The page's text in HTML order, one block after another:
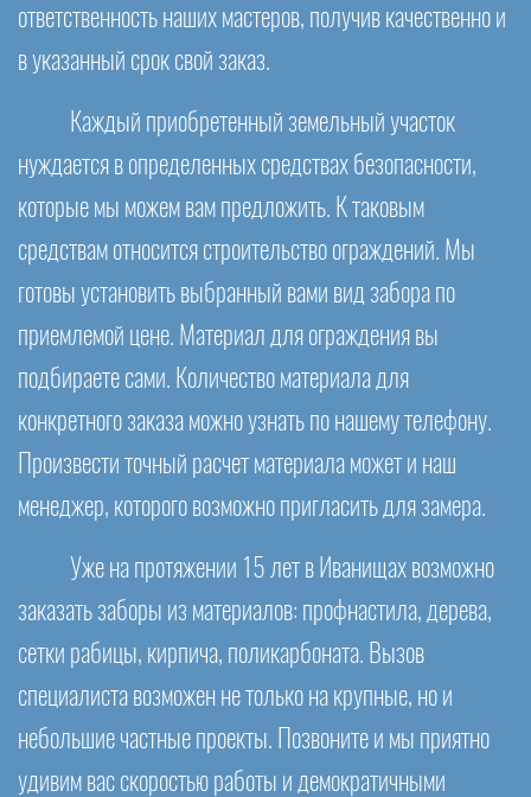
ответственность наших мастеров, получив качественно и
в указанный срок свой заказ.
Каждый приобретенный земельный участок
нуждается в определенных средствах безопасности,
которые мы можем вам предложить. К таковым
средствам относится строительство ограждений. Мы
готовы установить выбранный вами вид забора по
приемлемой цене. Материал для ограждения вы
подбираете сами. Количество материала для
конкретного заказа можно узнать по нашему телефону.
Произвести точный расчет материала может и наш
менеджер, которого возможно пригласить для замера.
Уже на протяжении 15 лет в Иванищах возможно
заказать заборы из материалов: профнастила, дерева,
сетки рабицы, кирпича, поликарбоната. Вызов
специалиста возможен не только на крупные, но и
небольшие частные проекты. Позвоните и мы приятно
удивим вас скоростью работы и демократичными